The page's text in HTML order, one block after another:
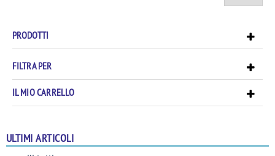
PRODOTTI
FILTRA PER
IL MIO CARRELLO
ULTIMI ARTICOLI